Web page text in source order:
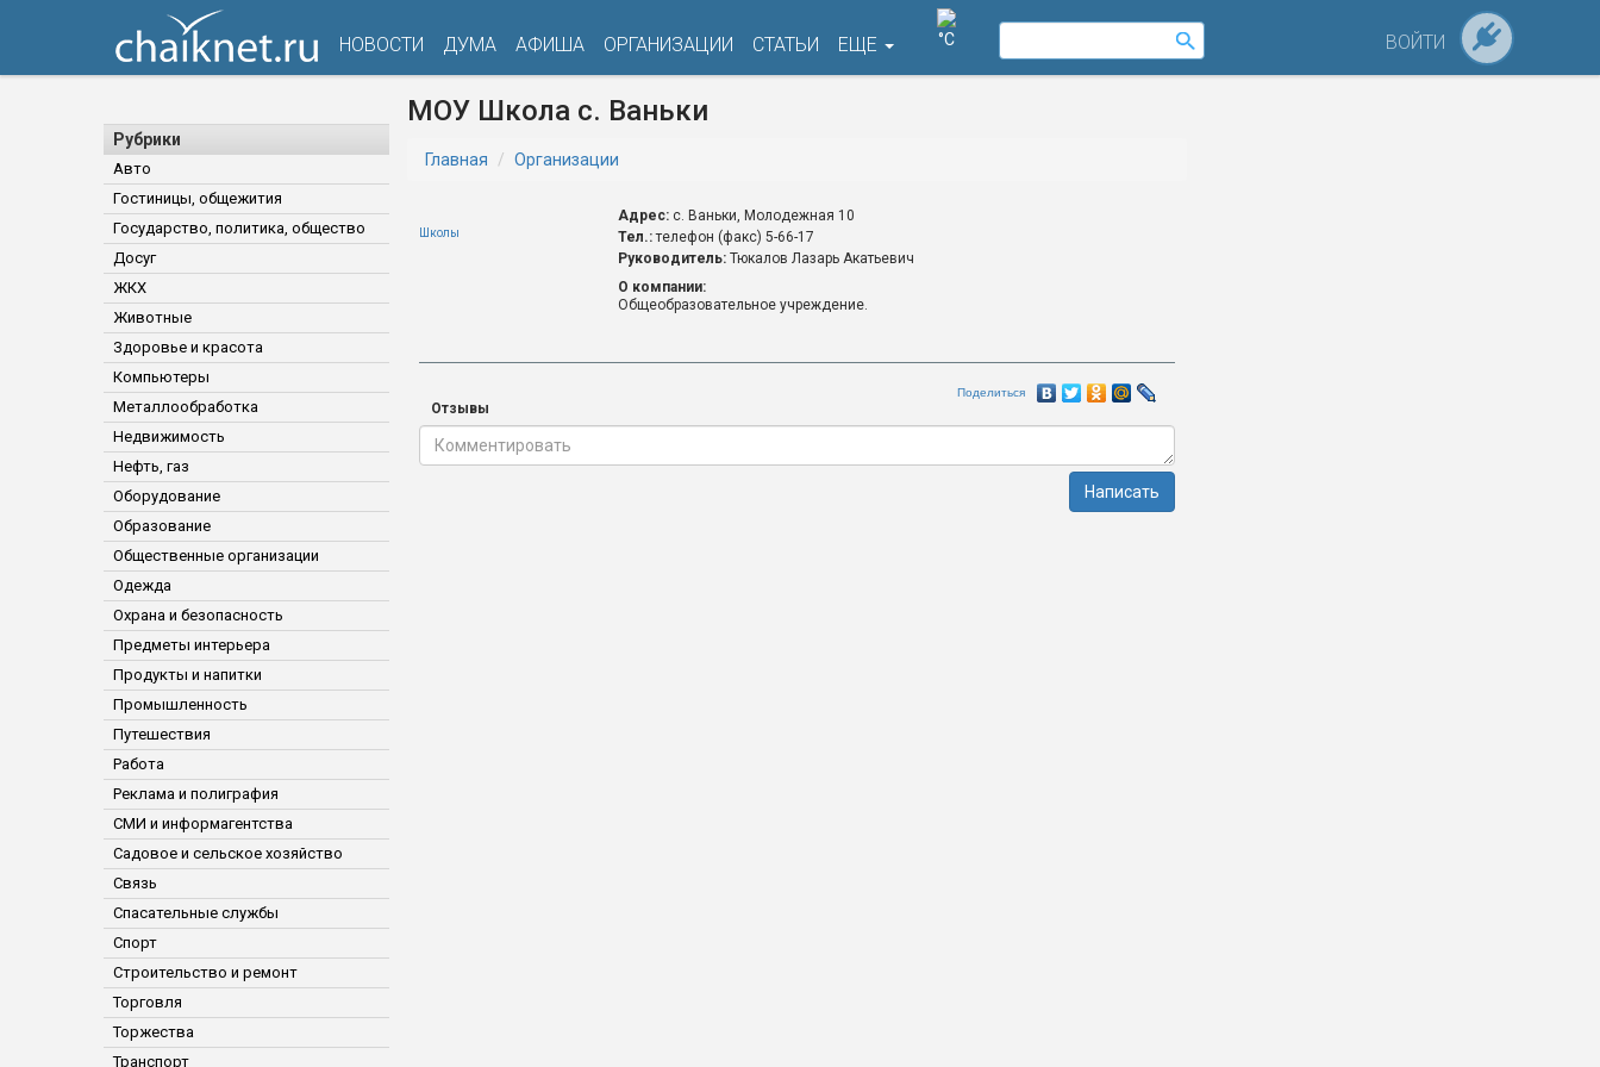
НОВОСТИ ДУМА АФИША ОРГАНИЗАЦИИ СТАТЬИ ЕЩЕ °C ВОЙТИ
Рубрики
Авто
Гостиницы, общежития
Государство, политика, общество
Досуг
ЖКХ
Животные
Здоровье и красота
Компьютеры
Металлообработка
Недвижимость
Нефть, газ
Оборудование
Образование
Общественные организации
Одежда
Охрана и безопасность
Предметы интерьера
Продукты и напитки
Промышленность
Путешествия
Работа
Реклама и полиграфия
СМИ и информагентства
Садовое и сельское хозяйство
Связь
Спасательные службы
Спорт
Строительство и ремонт
Торговля
Торжества
Транспорт
МОУ Школа с. Ваньки
Главная Организации
Школы
Адрес: с. Ваньки, Молодежная 10
Тел.:телефон (факс) 5-66-17
Руководитель: Тюкалов Лазарь Акатьевич
О компании:
Общеобразовательное учреждение.
Поделиться
Отзывы
Написать